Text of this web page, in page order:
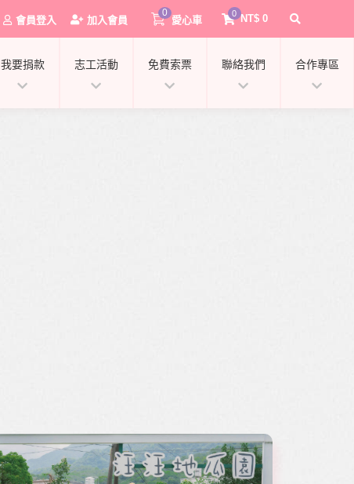
會員登入 加入會員
0
愛心車 NT$ 0
0
我要捐款 志工活動 免費索票 聯絡我們 合作專區